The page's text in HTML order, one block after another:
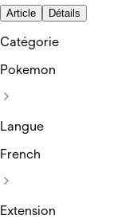
Article Détails
Catégorie
Pokemon
Langue
French
Extension